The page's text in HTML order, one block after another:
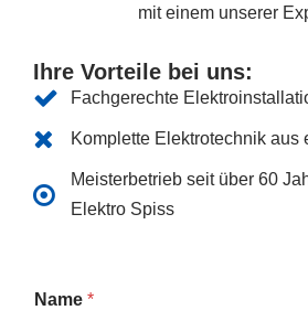
mit einem unserer
Ihre Vorteile bei uns:
Fachgerechte
Komplette Elektrotechnik aus
Meisterbetrieb seit über 60
Elektro Spiss
Name *